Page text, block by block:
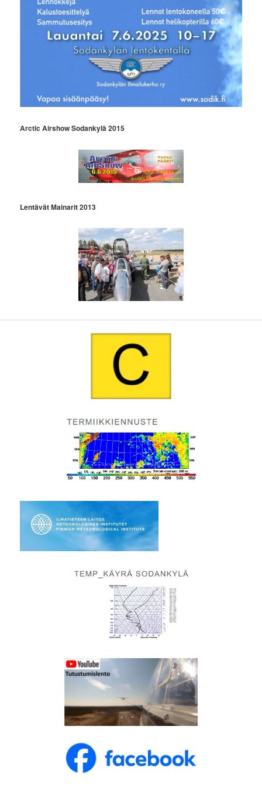
Arctic Airshow Sodankylä 2015
Lentävät Mainarit 2013